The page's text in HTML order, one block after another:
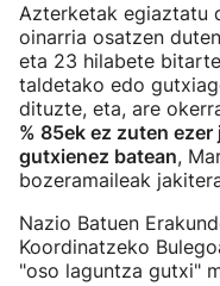
Azterketak egiaztatu
oinarria osatzen
eta 23 hilabete
taldetako edo
dituzte, eta, are
% 85ek ez zuten
gutxienez batean,
bozeramaileak
Nazio Batuen
Koordinatzeko
"oso laguntza gutxi"